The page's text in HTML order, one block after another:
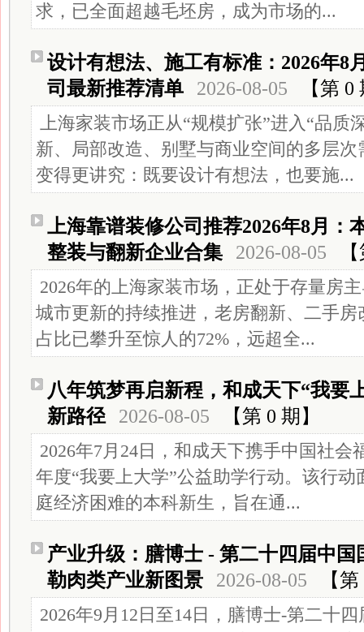
求，已全面超越毛坯房，成为市场的...
设计有想法、施工有标准：2026年8
司最新推荐清单
2026-08-05 【第 0
上海家装市场正从“规模扩张”进入“品质
新、局部改造、别墅与商业空间的多层
变得更讲究：既要设计有想法，也要施...
上海靠谱装修公司推荐2026年8月：
整装与翻新企业合集
2026-08-05
2026年的上海家装市场，正处于存量房
城市更新的持续推进，老房翻新、二手
占比已攀升至惊人的72%，远超全...
八年筑梦再启新程，和成天下“我要
新路径
2026-08-05 【第 0 期】
2026年7月24日，和成天下携手中国社会
年度“我要上大学”公益助学行动。该行
庭经济困难的本科新生，旨在通...
产业升级：膳博士 - 第二十四届中
勒肉类产业新图景
2026-08-05 【
2026年9月12日至14日，膳博士-第二十